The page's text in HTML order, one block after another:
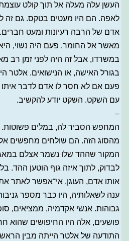
העשן עלה מעלה אל תוך קולט
לאפה. הם היו מעטים בטקס. גם זה
אדם של הרבה רעיונות ומעט חברים.
מאשר אל החומר. פעם היה נשוי,
במשרדו, אבל זה היה לפני זמן רב
בגורל האישה, או הנישואים. אלטר
פעם אם לא חסר לו אדם לדבר
עם השקט. השקט יודע להקשיב.
–
המחפש הסביר לה, במלים פשוטות.
מהסוג הזה. הם שולחים מחפשים
המקור שההד שלו נשמר אצלם
לבדוק, לתוך איזה גוף הוטען ההד.
אותו אדם, העוגן, אי־אפשר לאתר
ענה לשאלותיה, היו כבר מספר
גבוהות. אנשי אקדמיה, ממציאים,
פושעים, אלה היו החיפושים
התודעה של אלטר הייתה מבין